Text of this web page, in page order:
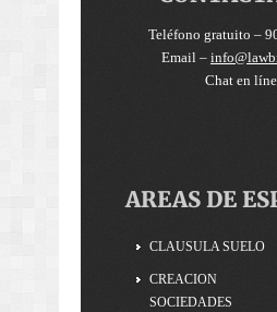
Teléfono gratuito –
Email –
Chat en
AREAS DE
CLAUSULA SUELO
CREACION
SOCIEDADES